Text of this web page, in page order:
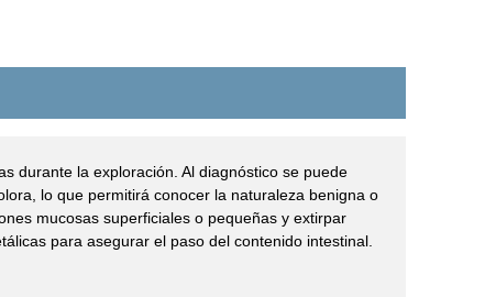
durante la exploración. Al diagnóstico se puede
lo que permitirá conocer la naturaleza benigna o
mucosas superficiales o pequeñas y extirpar
para asegurar el paso del contenido intestinal.